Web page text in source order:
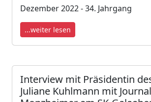
Dezember 2022 - 34. Jahrgang
...weiter lesen
Interview mit Präsidentin
Juliane Kuhlmann mit